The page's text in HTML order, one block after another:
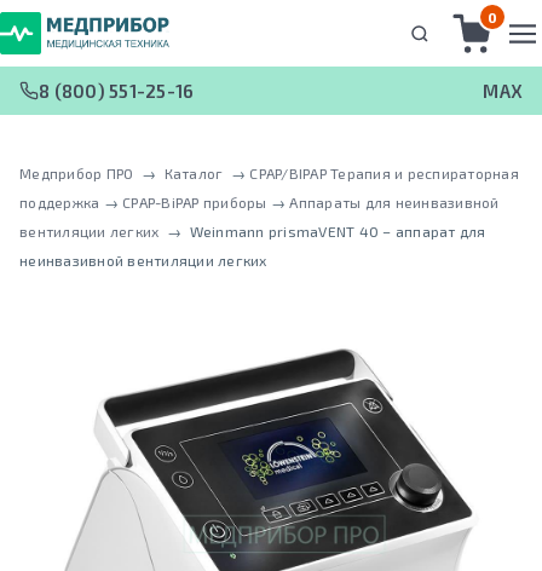
0
8 (800) 551-25-16 MAX
Медприбор ПРО → Каталог → CPAP/BIPAP Терапия и респираторная
поддержка → CPAP-BiPAP приборы → Аппараты для неинвазивной
вентиляции легких → Weinmann prismaVENT 40 – аппарат для
неинвазивной вентиляции легких